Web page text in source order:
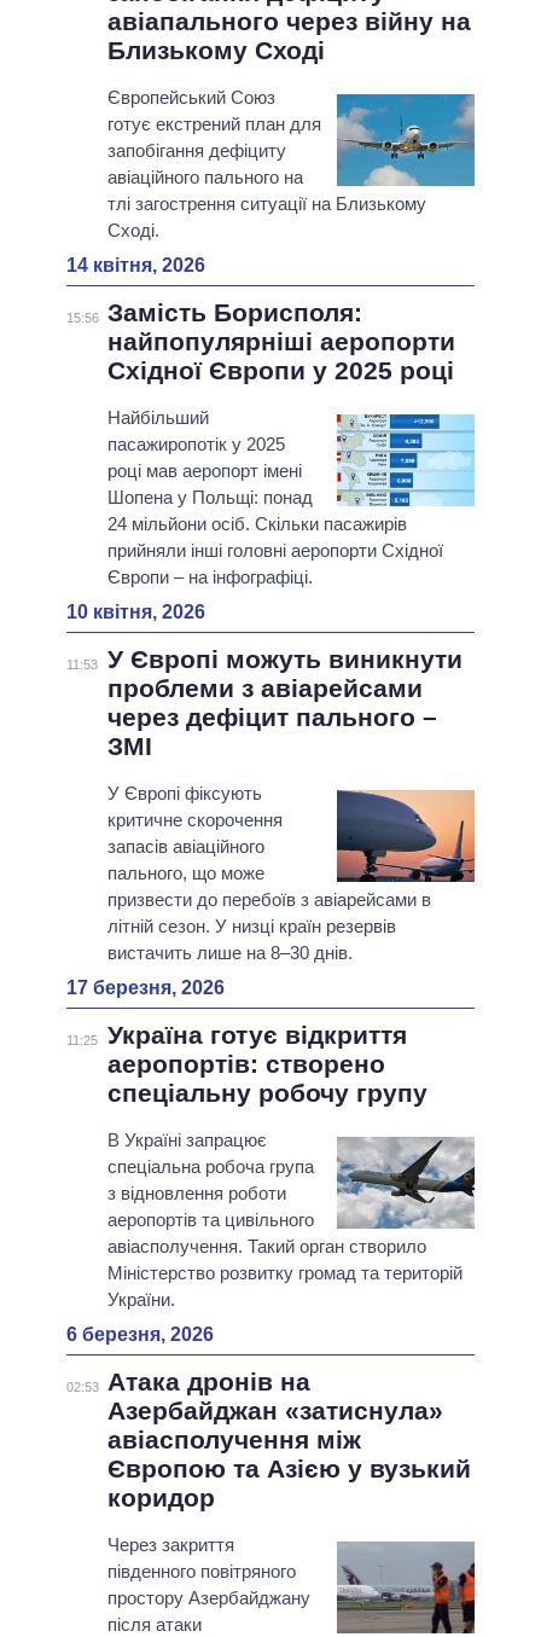
авіапального через війну на
Близькому Сході
Європейський Союз
готує екстрений план для
запобігання дефіциту
авіаційного пального на
тлі загострення ситуації на Близькому
Сході.
14 квітня, 2026
15:56 Замість Борисполя:
найпопулярніші аеропорти
Східної Європи у 2025 році
Найбільший
пасажиропотік у 2025
році мав аеропорт імені
Шопена у Польщі: понад
24 мільйони осіб. Скільки пасажирів
прийняли інші головні аеропорти Східної
Європи – на інфографіці.
10 квітня, 2026
11:53
У Європі можуть виникнути
проблеми з авіарейсами
через дефіцит пального –
ЗМІ
У Європі фіксують
критичне скорочення
запасів авіаційного
пального, що може
призвести до перебоїв з авіарейсами в
літній сезон. У низці країн резервів
вистачить лише на 8–30 днів.
17 березня, 2026
11:25
Україна готує відкриття
аеропортів: створено
спеціальну робочу групу
В Україні запрацює
спеціальна робоча група
з відновлення роботи
аеропортів та цивільного
авіасполучення. Такий орган створило
Міністерство розвитку громад та територій
України.
6 березня, 2026
02:53
Атака дронів на
Азербайджан «затиснула»
авіасполучення між
Європою та Азією у вузький
коридор
Через закриття
південного повітряного
простору Азербайджану
після атаки